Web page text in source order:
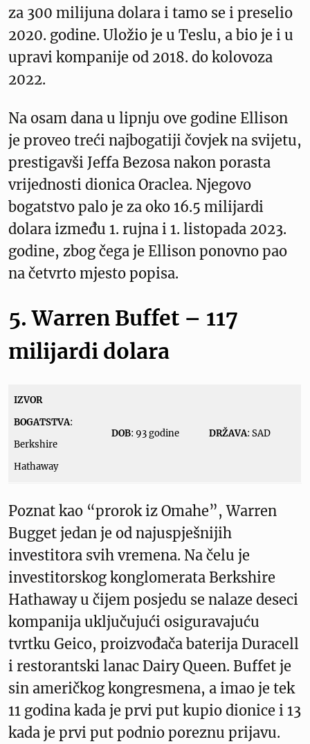
za 300 milijuna dolara i tamo se i preselio
2020. godine. Uložio je u Teslu, a bio je i u
upravi kompanije od 2018. do kolovoza
2022.
Na osam dana u lipnju ove godine Ellison
je proveo treći najbogatiji čovjek na svijetu,
prestigavši Jeffa Bezosa nakon porasta
vrijednosti dionica Oraclea. Njegovo
bogatstvo palo je za oko 16.5 milijardi
dolara između 1. rujna i 1. listopada 2023.
godine, zbog čega je Ellison ponovno pao
na četvrto mjesto popisa.
5. Warren Buffet – 117
milijardi dolara
IZVOR
BOGATSTVA:
Berkshire
Hathaway
DOB: 93 godine DRŽAVA: SAD
Poznat kao “prorok iz Omahe”, Warren
Bugget jedan je od najuspješnijih
investitora svih vremena. Na čelu je
investitorskog konglomerata Berkshire
Hathaway u čijem posjedu se nalaze deseci
kompanija uključujući osiguravajuću
tvrtku Geico, proizvođača baterija Duracell
i restorantski lanac Dairy Queen. Buffet je
sin američkog kongresmena, a imao je tek
11 godina kada je prvi put kupio dionice i 13
kada je prvi put podnio poreznu prijavu.